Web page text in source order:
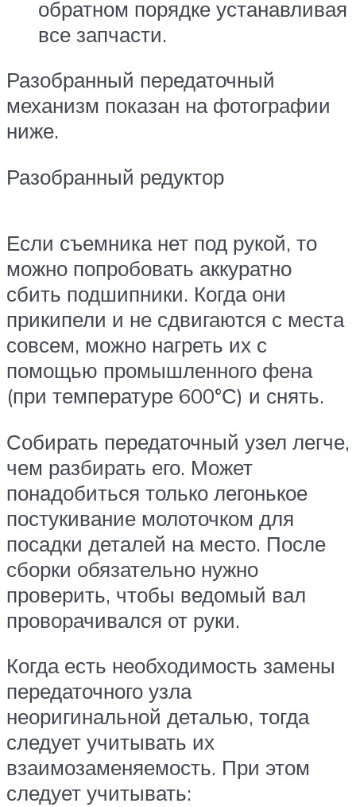
обратном порядке устанавливая
все запчасти.
Разобранный передаточный
механизм показан на фотографии
ниже.
Разобранный редуктор
Если съемника нет под рукой, то
можно попробовать аккуратно
сбить подшипники. Когда они
прикипели и не сдвигаются с места
совсем, можно нагреть их с
помощью промышленного фена
(при температуре 600°С) и снять.
Собирать передаточный узел легче,
чем разбирать его. Может
понадобиться только легонькое
постукивание молоточком для
посадки деталей на место. После
сборки обязательно нужно
проверить, чтобы ведомый вал
проворачивался от руки.
Когда есть необходимость замены
передаточного узла
неоригинальной деталью, тогда
следует учитывать их
взаимозаменяемость. При этом
следует учитывать: